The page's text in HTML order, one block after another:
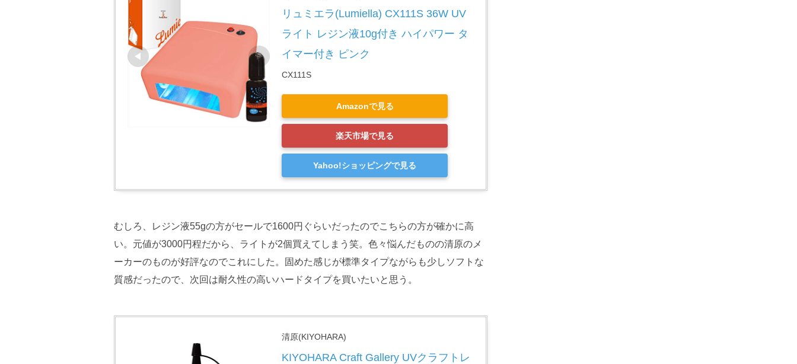
リュミエラ(Lumiella) CX111S 36W UV
ライト レジン液10g付き ハイパワー タ
イマー付き ピンク
CX111S
Amazonで見る
楽天市場で見る
Yahoo!ショッピングで見る
むしろ、レジン液55gの方がセールで1600円ぐらいだったのでこちらの方が確かに高
い。元値が3000円程だから、ライトが2個買えてしまう笑。色々悩んだものの清原のメ
ーカーのものが好評なのでこれにした。固めた感じが標準タイプながらも少しソフトな
質感だったので、次回は耐久性の高いハードタイプを買いたいと思う。
清原(KIYOHARA)
KIYOHARA Craft Gallery UVクラフトレ